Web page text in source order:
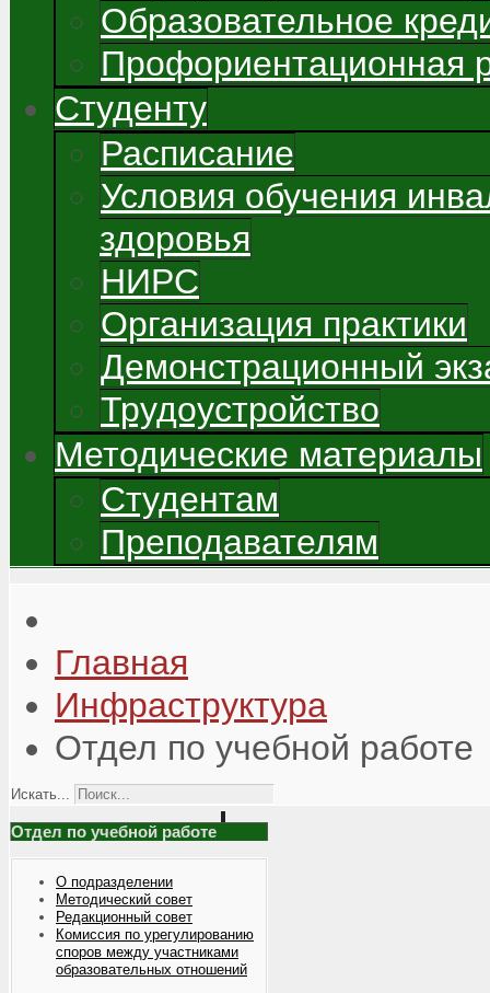
Образовательное
Профориентационная
Студенту
Расписание
Условия обучения
здоровья
НИРС
Организация практики
Демонстрационный
Трудоустройство
Методические материалы
Студентам
Преподавателям
Главная
Инфраструктура
Отдел по учебной работе
Искать...
Отдел по учебной работе
О подразделении
Методический совет
Редакционный совет
Комиссия по урегулированию
споров между участниками
образовательных отношений